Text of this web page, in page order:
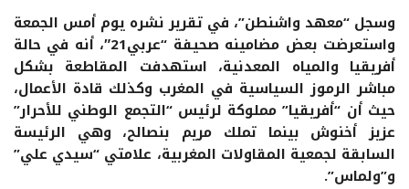
وسجل “معهد واشنطن”، في تقرير نشره يوم أمس الجمعة
واستعرضت بعض مضامينه صحيفة “عربي21″، أنه في حالة
أفريقيا والمياه المعدنية، استهدفت المقاطعة بشكل
مباشر الرموز السياسية في المغرب وكذلك قادة الأعمال،
حيث أن “أفريقيا” مملوكة لرئيس “التجمع الوطني للأحرار”
عزيز أخنوش بينما تملك مريم بنصالح، وهي الرئيسة
السابقة لجمعية المقاولات المغربية، علامتي “سيدي علي”
و”ولماس”.